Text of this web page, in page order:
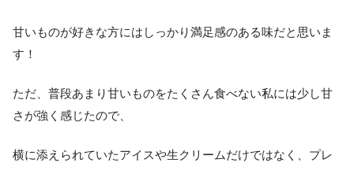
甘いものが好きな方にはしっかり満足感のある味だと思いま
す！
ただ、普段あまり甘いものをたくさん食べない私には少し甘
さが強く感じたので、
横に添えられていたアイスや生クリームだけではなく、プレ